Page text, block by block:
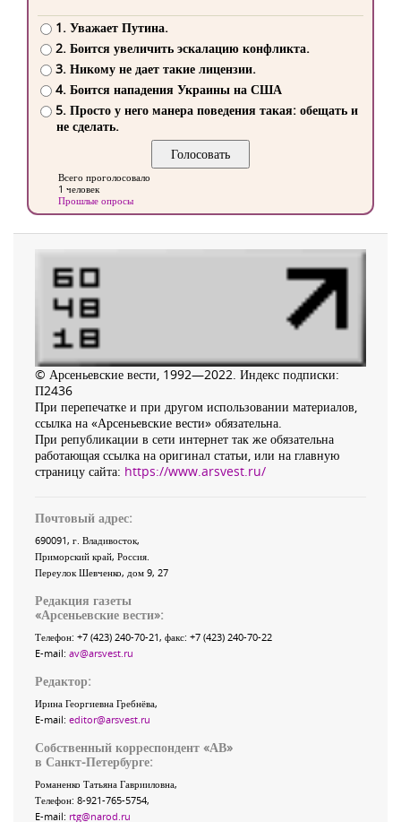
1. Уважает Путина.
2. Боится увеличить эскалацию конфликта.
3. Никому не дает такие лицензии.
4. Боится нападения Украины на США
5. Просто у него манера поведения такая: обещать и
не сделать.
Всего проголосовало
1 человек
Прошлые опросы
© Арсеньевские вести, 1992—2022. Индекс подписки:
П2436
При перепечатке и при другом использовании материалов,
ссылка на «Арсеньевские вести» обязательна.
При републикации в сети интернет так же обязательна
работающая ссылка на оригинал статьи, или на главную
страницу сайта: https://www.arsvest.ru/
Почтовый адрес:
690091, г. Владивосток,
Приморский край, Россия
Переулок Шевченко, дом 9, 27
Редакция газеты
«Арсеньевские вести»:
Телефон: +7 (423) 240-70-21, факс: +7 (423) 240-70-22
E-mail: av@arsvest.ru
Редактор:
Ирина Георгиевна Гребнёва,
E-mail: editor@arsvest.ru
Собственный корреспондент «АВ»
в Санкт-Петербурге:
Романенко Татьяна Гаврииловна,
Телефон: 8-921-765-5754,
E-mail: rtg@narod.ru